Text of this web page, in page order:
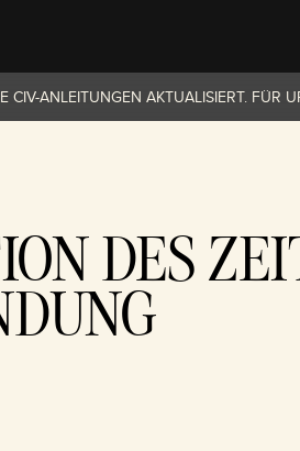
ANLEITUNGEN AKTUALISIERT. FÜR
DES